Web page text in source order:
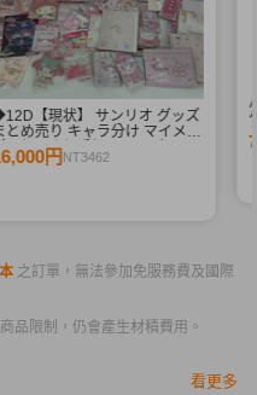
【現状】 サンリオ グッズ
とめ売り キャラ分け マイメロ
ィおくすり手帳、リングノー
他 / sanrio
円 NT3462
之訂單，無法參加免服務費及國際
品限制，仍會產生材積費用。
看更多